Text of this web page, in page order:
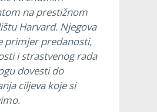
na prestižnom
Harvard. Njegova
primjer predanosti,
i strastvenog rada
dovesti do
ciljeva koje si